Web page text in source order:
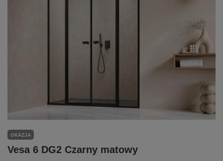
OKAZJA
Vesa 6 DG2 Czarny matowy